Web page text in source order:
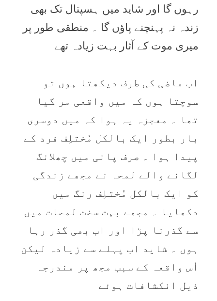
رہوں گا اور شاید میں ہسپتال تک بھی
زندہ نہ پہنچنے پاؤں گا ۔ منطقی طور پر
میری موت کے آثار بہت زیادہ تھے
اب ماضی کی طرف دیکھتا ہوں تو
سوچتا ہوں کہ میں واقعی مر گیا
تھا ۔ معجزہ یہ ہوا کہ میں دوسری
بار بطور ایک بالکل مُختلِف فرد کے
پیدا ہوا ۔ صرف پانی میں چھلانگ
لگانے والے لمحہ نے مجھے زندگی
کو ایک بالکل مُختلِف رنگ میں
دکھایا ۔ مجھے بہت سخت لمحات میں
سے گذرنا پڑا اور اب بھی گذر رہا
ہوں ۔ شاید اب پہلے سے زیادہ لیکن
اُس واقعہ کے سبب مجھ پر مندرجہ
ذیل انکشافات ہوئے